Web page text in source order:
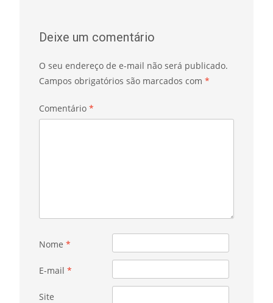
Deixe um comentário
O seu endereço de e-mail não será publicado.
Campos obrigatórios são marcados com *
Comentário *
Nome *
E-mail *
Site